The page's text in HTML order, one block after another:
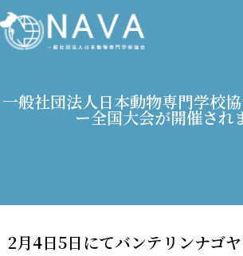
一般社団法人日本動物専門学校
ー全国大会が開催され
2月4日5日にてバンテリンナゴ